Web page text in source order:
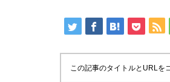
この記事のタイトルとURLを